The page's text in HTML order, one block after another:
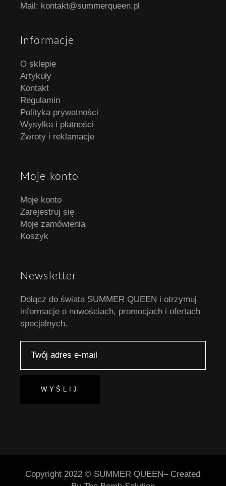
Mail: kontakt@summerqueen.pl
Informacje
O sklepie
Artykuły
Kontakt
Regulamin
Polityka prywatności
Wysyłka i płatności
Zwroty i reklamacje
Moje konto
Moje konto
Zarejestruj się
Moje zamówienia
Koszyk
Newsletter
Dołącz do świata SUMMER QUEEN i otrzymuj
informacje o nowościach, promocjach i ofertach
specjalnych.
WYŚLIJ
Copyright 2022 © SUMMER QUEEN– Created